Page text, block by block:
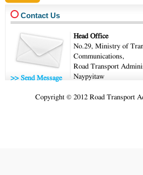
Contact Us
>> Send Message
Head Office
No.29, Ministry of
Communications,
Road Transport
Naypyitaw
Copyright © 2012 Road Transport